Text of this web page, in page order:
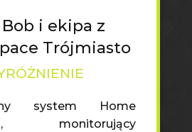
i ekipa z
Trójmiasto
system Home
monitorujący